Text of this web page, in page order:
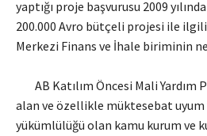
yaptığı proje başvurusu 2009
200.000 Avro bütçeli projesi ile
Merkezi Finans ve İhale biriminin
AB Katılım Öncesi Mali Yardım
alan ve özellikle müktesebat uyum
yükümlülüğü olan kamu kurum ve